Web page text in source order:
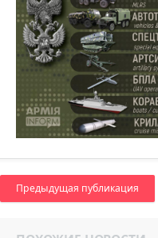
Предыдущая публикация